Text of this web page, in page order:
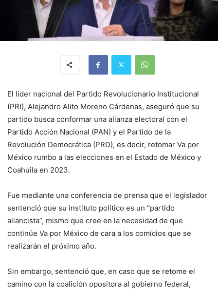
El líder nacional del Partido Revolucionario Institucional
(PRI), Alejandro Alito Moreno Cárdenas, aseguró que su
partido busca conformar una alianza electoral con el
Partido Acción Nacional (PAN) y el Partido de la
Revolución Democrática (PRD), es decir, retomar Va por
México rumbo a las elecciones en el Estado de México y
Coahuila en 2023.
Fue mediante una conferencia de prensa que el legislador
sentenció que su instituto político es un “partido
aliancista”, mismo que cree en la necesidad de que
continúe Va por México de cara a los comicios que se
realizarán el próximo año.
Sin embargo, sentenció que, en caso que se retome el
camino con la coalición opositora al gobierno federal,